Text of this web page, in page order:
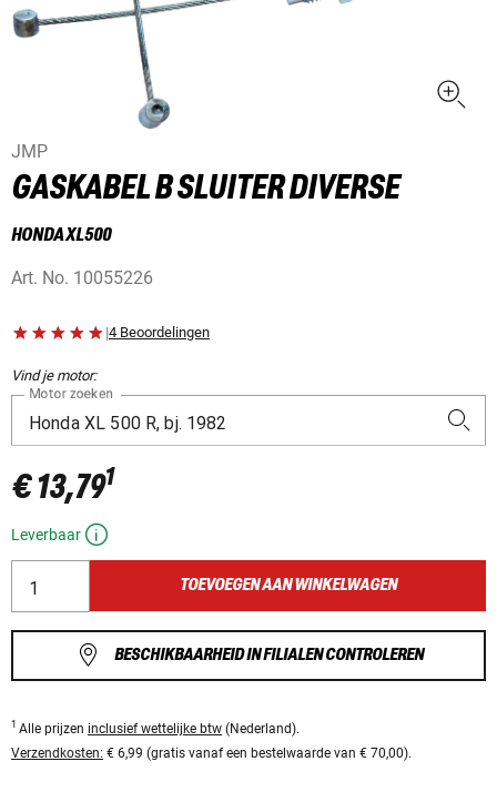
JMP
GASKABEL B SLUITER DIVERSE
HONDA XL500
Art. No. 10055226
|4 Beoordelingen
Vind je motor:
Motor zoeken
€ 13,791
Leverbaar
TOEVOEGEN AAN WINKELWAGEN
BESCHIKBAARHEID IN FILIALEN CONTROLEREN
1 Alle prijzen inclusief wettelijke btw (Nederland).
Verzendkosten: € 6,99 (gratis vanaf een bestelwaarde van € 70,00).